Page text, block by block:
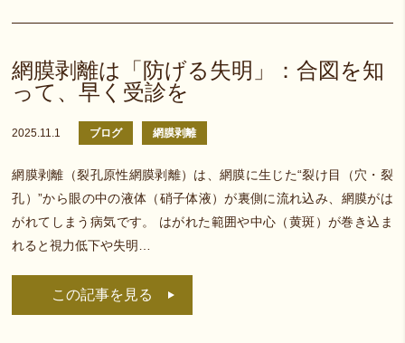
網膜剥離は「防げる失明」：合図を知
って、早く受診を
2025.11.1 ブログ 網膜剥離
網膜剥離（裂孔原性網膜剥離）は、網膜に生じた“裂け目（穴・裂
孔）”から眼の中の液体（硝子体液）が裏側に流れ込み、網膜がは
がれてしまう病気です。 はがれた範囲や中心（黄斑）が巻き込ま
れると視力低下や失明…
この記事を見る